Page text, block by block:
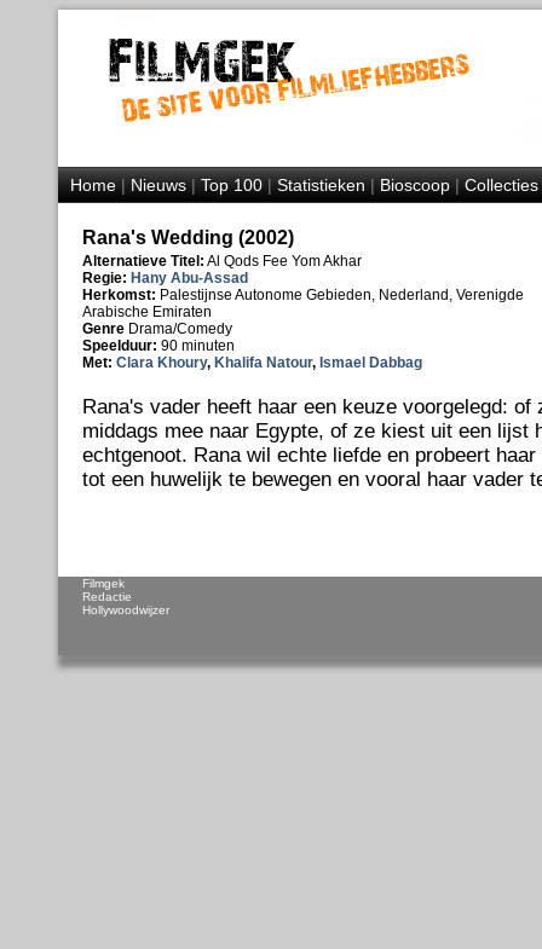
Home|Nieuws|Top 100|Statistieken|Bioscoop|Collecties
Rana's Wedding (2002)
Alternatieve Titel: Al Qods Fee Yom Akhar
Regie: Hany Abu-Assad
Herkomst: Palestijnse Autonome Gebieden, Nederland, Verenigde
Arabische Emiraten
Genre Drama/Comedy
Speelduur: 90 minuten
Met: Clara Khoury, Khalifa Natour, Ismael Dabbag
Rana's vader heeft haar een keuze voorgelegd: of
middags mee naar Egypte, of ze kiest uit een lijst
echtgenoot. Rana wil echte liefde en probeert
tot een huwelijk te bewegen en vooral haar vader
Filmgek
Redactie
Hollywoodwijzer